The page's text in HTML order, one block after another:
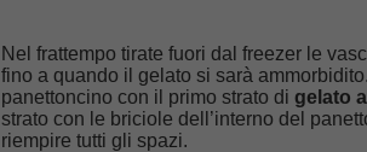
Nel frattempo tirate fuori dal freezer le
fino a quando il gelato si sarà
panettoncino con il primo strato digelato
strato con le briciole dell’interno del
riempire tutti gli spazi.